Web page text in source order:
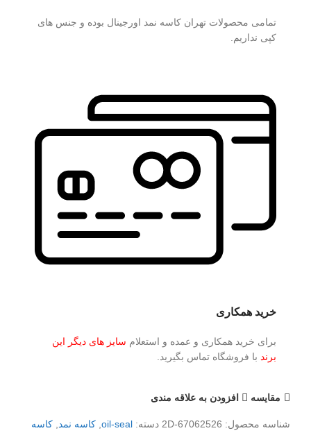
تمامی محصولات تهران کاسه نمد اورجینال بوده و جنس های
کپی نداریم.
خرید همکاری
برای خرید همکاری و عمده و استعلام سایز های دیگر این
برند با فروشگاه تماس بگیرید.
مقايسه افزودن به علاقه مندی
شناسه محصول: 2D-67062526 دسته: oil-seal کاسه نمد
کاسه